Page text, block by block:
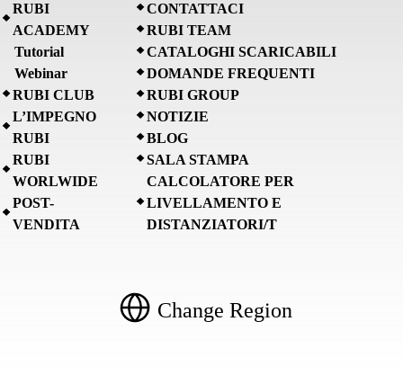
RUBI
ACADEMY
Tutorial
Webinar
RUBI CLUB
L’IMPEGNO
RUBI
RUBI
WORLWIDE
POST-
VENDITA
CONTATTACI
RUBI TEAM
CATALOGHI SCARICABILI
DOMANDE FREQUENTI
RUBI GROUP
NOTIZIE
BLOG
SALA STAMPA
CALCOLATORE PER
LIVELLAMENTO E
DISTANZIATORI/T
Change Region